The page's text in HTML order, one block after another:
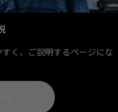
く、ご説明するページにな